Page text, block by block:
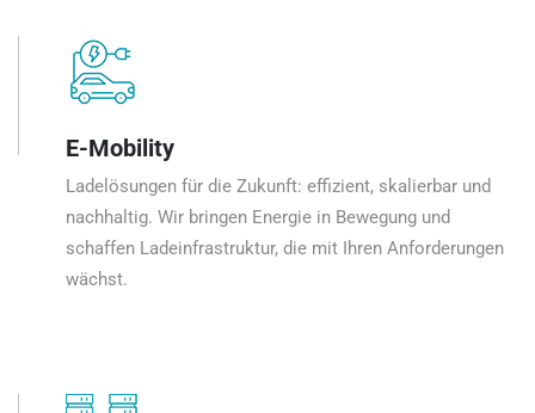
E-Mobility
Ladelösungen für die Zukunft: effizient, skalierbar und
nachhaltig. Wir bringen Energie in Bewegung und
schaffen Ladeinfrastruktur, die mit Ihren Anforderungen
wächst.